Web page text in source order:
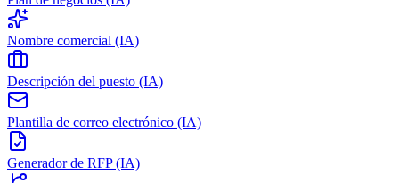
Nombre comercial (IA)
Descripción del puesto (IA)
Plantilla de correo electrónico (IA)
Generador de RFP (IA)